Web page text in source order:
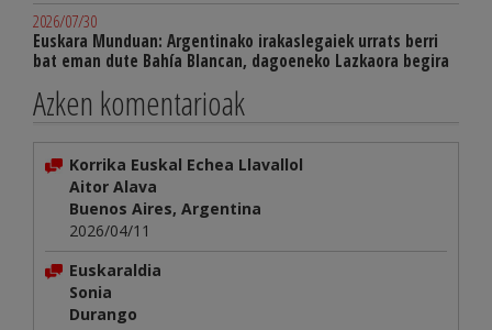
2026/07/30
Euskara Munduan: Argentinako irakaslegaiek urrats berri
bat eman dute Bahía Blancan, dagoeneko Lazkaora begira
Azken komentarioak
Korrika Euskal Echea Llavallol
Aitor Alava
Buenos Aires, Argentina
2026/04/11
Euskaraldia
Sonia
Durango